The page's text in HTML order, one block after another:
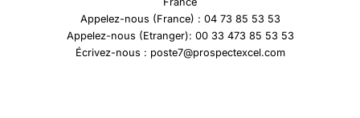
Appelez-nous (France) : 04 73 85 53 53
Appelez-nous (Etranger): 00 33 473 85 53 53
Écrivez-nous : poste7@prospectexcel.com